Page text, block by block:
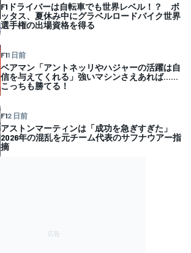
F1ドライバーは自転車でも世界レベル！？ ボ
ッタス、夏休み中にグラベルロードバイク世界
選手権の出場資格を得る
F11 日前
ベアマン「アントネッリやハジャーの活躍は自
信を与えてくれる」強いマシンさえあれば……
こっちも勝てる！
F12 日前
アストンマーティンは「成功を急ぎすぎた」
2026年の混乱を元チーム代表のサフナウアー指
摘